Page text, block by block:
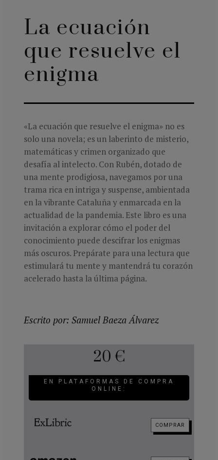
La ecuación
que resuelve el
enigma
«La ecuación que resuelve el enigma» no es
solo una novela; es un laberinto de misterio,
matemáticas y crimen organizado que
desafía al intelecto. Con Rubén, dotado de
una mente prodigiosa, navegamos por una
trama rica en intriga y suspense, ambientada
en la vibrante Cataluña y enmarcada en la
actualidad de la pandemia. Este libro es una
invitación a explorar cómo el poder del
conocimiento puede descifrar los enigmas
más oscuros. Prepárate para una lectura que
estimulará tu mente y mantendrá tu corazón
acelerado hasta la última página.
Escrito por: Samuel Baeza Álvarez
20 €
EN PLATAFORMAS DE COMPRA
ONLINE:
COMPRAR